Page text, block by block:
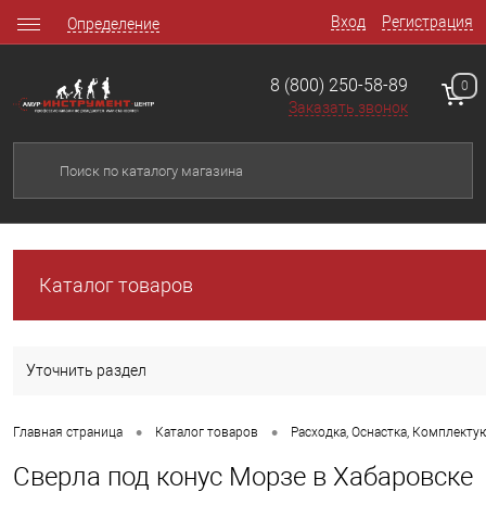
Вход Регистрация
Определение
8 (800) 250-58-89
Заказать звонок
0
Каталог товаров
Уточнить раздел
Главная страница • Каталог товаров • Расходка, Оснастка,
Сверла под конус Морзе в Хабаровске